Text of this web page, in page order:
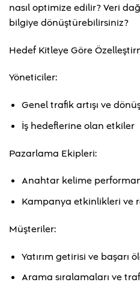
nasıl optimize edilir? Veri
bilgiye dönüştürebilirsiniz?
Hedef Kitleye Göre
Yöneticiler:
Genel trafik artışı ve
İş hedeflerine olan etkiler
Pazarlama Ekipleri:
Anahtar kelime
Kampanya etkinlikleri ve
Müşteriler:
Yatırım getirisi ve başarı
Arama sıralamaları ve